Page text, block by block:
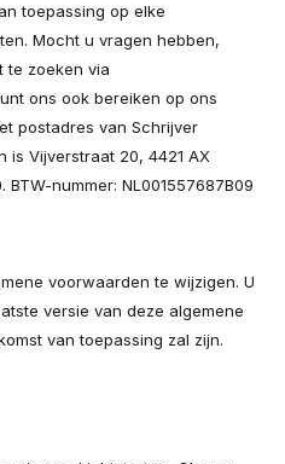
toepassing op elke
Mocht u vragen hebben,
te zoeken via
ons ook bereiken op ons
postadres van Schrijver
is Vijverstraat 20, 4421 AX
BTW-nummer: NL001557687B09
voorwaarden te wijzigen. U
versie van deze algemene
van toepassing zal zijn.